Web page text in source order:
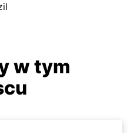
w tym